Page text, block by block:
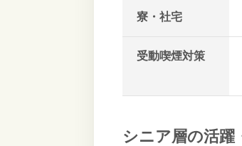
寮・社宅
受動喫煙対策
シニア層の活躍